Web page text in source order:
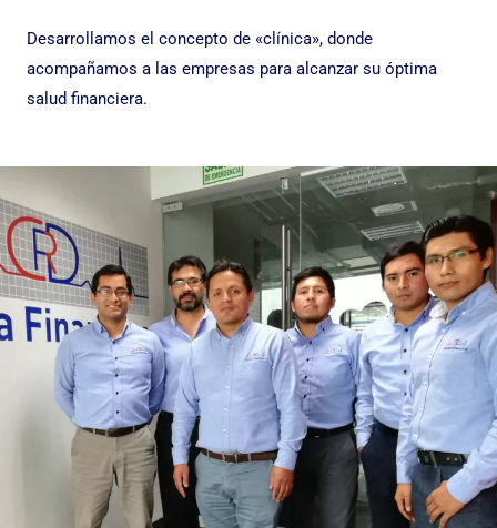
Desarrollamos el concepto de «clínica», donde
acompañamos a las empresas para alcanzar su óptima
salud financiera.